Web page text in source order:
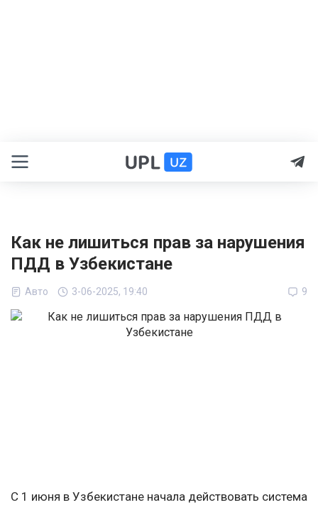
Как не лишиться прав за нарушения
ПДД в Узбекистане
Авто 3-06-2025, 19:40 9
С 1 июня в Узбекистане начала действовать система